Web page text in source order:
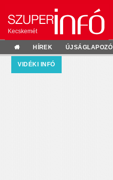
Kecskemét
HÍREK ÚJSÁGLAPOZÓ
VIDÉKI INFÓ